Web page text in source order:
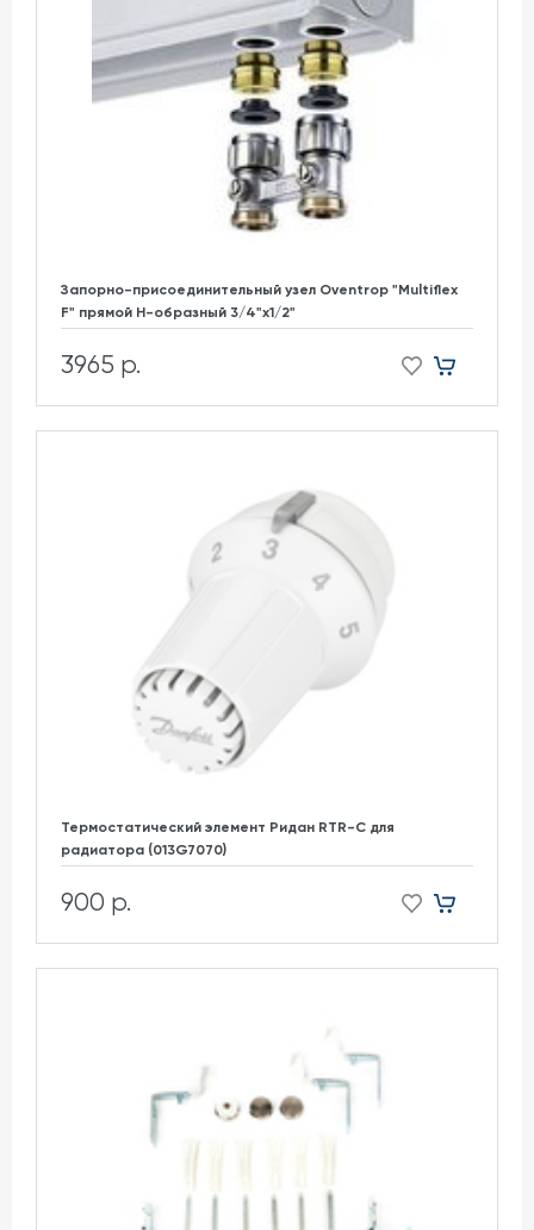
Запорно-присоединительный узел Oventrop "Multiflex
F" прямой H-образный 3/4"х1/2"
3965 р.
Термостатический элемент Ридан RTR-C для
радиатора (013G7070)
900 р.